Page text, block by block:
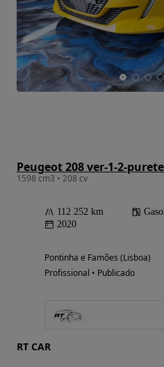
Peugeot 208 ver-1-2-
1598 cm3 • 208 cv
112 252 km
2020
Pontinha e Famões (Lisboa)
Profissional • Publicado
RT CAR